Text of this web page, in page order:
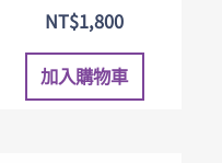
NT$1,800
加入購物車